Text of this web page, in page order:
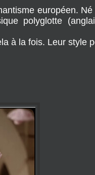
européen.
polyglotte
à la fois. Leur style